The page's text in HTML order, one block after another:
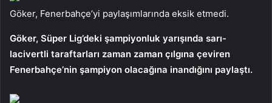
Göker, Fenerbahçe’yi paylaşımlarında eksik etmedi.
Göker, Süper Lig’deki şampiyonluk yarışında sarı-
lacivertli taraftarları zaman zaman çılgına çeviren
Fenerbahçe’nin şampiyon olacağına inandığını paylaştı.